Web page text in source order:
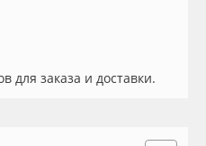
для заказа и доставки.